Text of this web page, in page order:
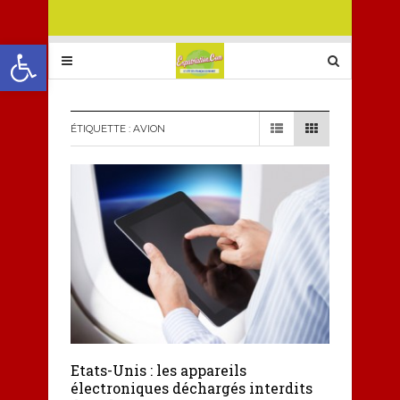
Ouvrir la barre d’outils
ÉTIQUETTE : AVION
Etats-Unis : les appareils
électroniques déchargés interdits